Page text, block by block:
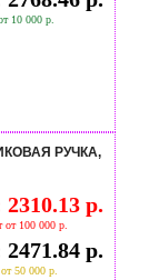
10 000 р.
РУЧКА,
р.
от 100 000 р.
р.
50 000 р.